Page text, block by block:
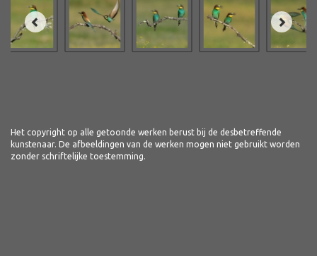
Het copyright op alle getoonde werken berust bij de desbetreffende
kunstenaar. De afbeeldingen van de werken mogen niet gebruikt worden
zonder schriftelijke toestemming.